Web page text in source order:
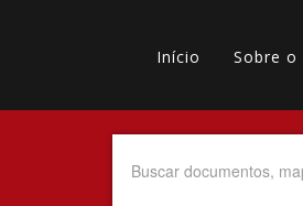
Main
navigation
Início Sobre o
secundário